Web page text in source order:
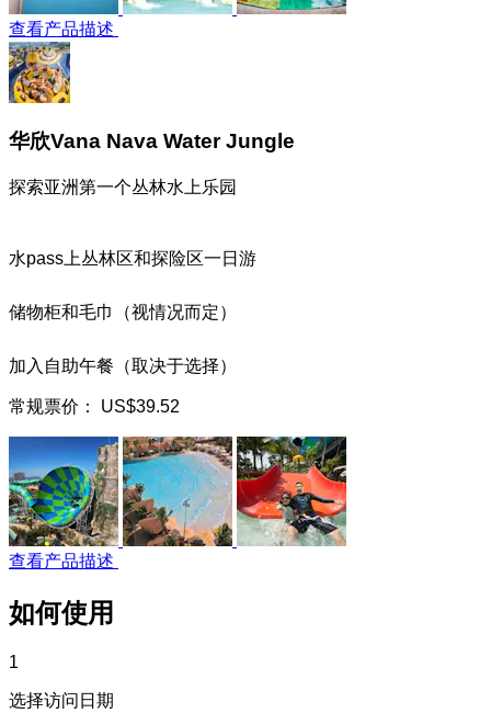
查看产品描述
华欣Vana Nava Water Jungle
探索亚洲第一个丛林水上乐园
水pass上丛林区和探险区一日游
储物柜和毛巾（视情况而定）
加入自助午餐（取决于选择）
常规票价： US$39.52
查看产品描述
如何使用
1
选择访问日期